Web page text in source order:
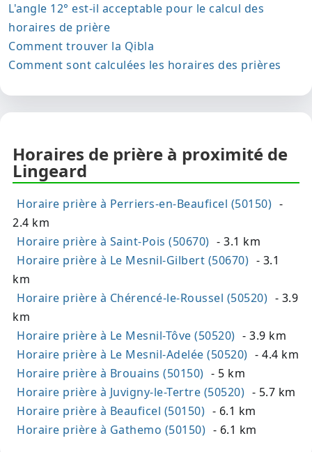
L'angle 12° est-il acceptable pour le calcul des
horaires de prière
Comment trouver la Qibla
Comment sont calculées les horaires des prières
Horaires de prière à proximité de
Lingeard
Horaire prière à Perriers-en-Beauficel (50150) -
2.4 km
Horaire prière à Saint-Pois (50670) - 3.1 km
Horaire prière à Le Mesnil-Gilbert (50670) - 3.1
km
Horaire prière à Chérencé-le-Roussel (50520) - 3.9
km
Horaire prière à Le Mesnil-Tôve (50520) - 3.9 km
Horaire prière à Le Mesnil-Adelée (50520) - 4.4 km
Horaire prière à Brouains (50150) - 5 km
Horaire prière à Juvigny-le-Tertre (50520) - 5.7 km
Horaire prière à Beauficel (50150) - 6.1 km
Horaire prière à Gathemo (50150) - 6.1 km